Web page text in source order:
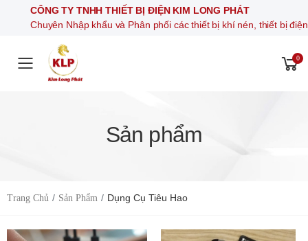
CÔNG TY TNHH THIẾT BỊ ĐIỆN KIM LONG PHÁT
Chuyên Nhập khẩu và Phân phối các thiết bị khí nén, thiết bị điện
Toggle mobile menu
0
Sản phẩm
Trang Chủ Sản Phẩm Dụng Cụ Tiêu Hao